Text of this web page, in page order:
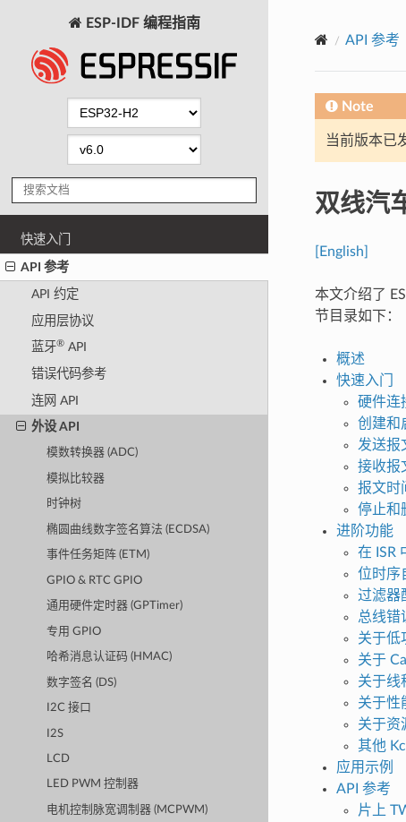
ESP-IDF 编程指南
快速入门
API 参考
API 约定
应用层协议
蓝牙®API
错误代码参考
连网 API
外设 API
模数转换器 (ADC)
模拟比较器
时钟树
椭圆曲线数字签名算法 (ECDSA)
事件任务矩阵 (ETM)
GPIO & RTC GPIO
通用硬件定时器 (GPTimer)
专用 GPIO
哈希消息认证码 (HMAC)
数字签名 (DS)
I2C 接口
I2S
LCD
LED PWM 控制器
电机控制脉宽调制器 (MCPWM)
API 参考
Note
当前版本已
双线汽
[English]
本文介绍了
节目录如下：
概述
快速入门
硬件连
创建和
发送报
接收报
报文时
停止和
进阶功能
在 ISR
位时序
过滤器
总线错
关于低
关于
关于线
关于性
关于资
其他
应用示例
API 参考
片上